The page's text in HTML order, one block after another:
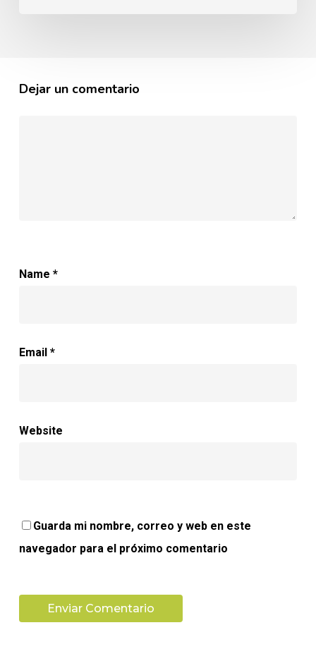
Dejar un comentario
Name *
Email *
Website
Guarda mi nombre, correo y web en este
navegador para el próximo comentario